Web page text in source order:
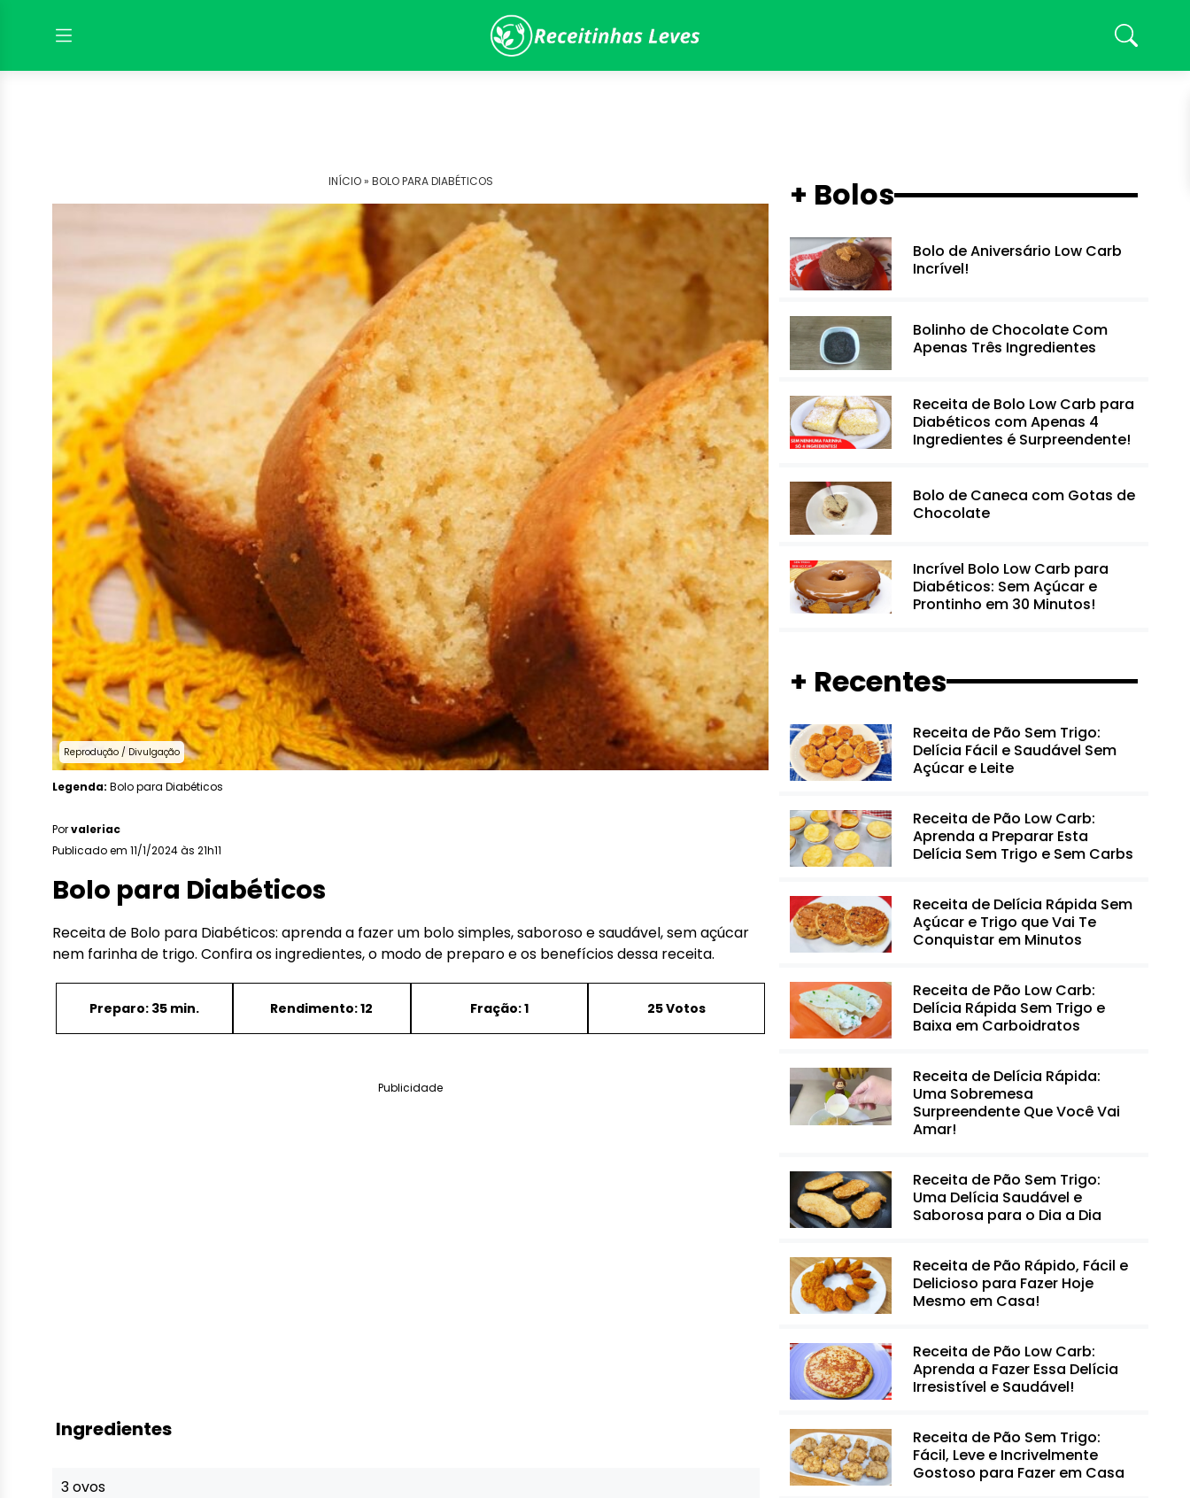
INÍCIO » BOLO PARA DIABÉTICOS
Reprodução / Divulgação
Legenda: Bolo para Diabéticos
Porvaleriac
Publicado em 11/1/2024 às 21h11
Bolo para Diabéticos
Receita de Bolo para Diabéticos: aprenda a fazer um bolo simples, saboroso e saudável, sem açúcar
nem farinha de trigo. Confira os ingredientes, o modo de preparo e os benefícios dessa receita.
Preparo: 35 min. Rendimento: 12 Fração: 1 25 Votos
Publicidade
Ingredientes
3 ovos
+ Bolos
Bolo de Aniversário Low Carb
Incrível!
Bolinho de Chocolate Com
Apenas Três Ingredientes
Receita de Bolo Low Carb para
Diabéticos com Apenas 4
Ingredientes é Surpreendente!
Bolo de Caneca com Gotas de
Chocolate
Incrível Bolo Low Carb para
Diabéticos: Sem Açúcar e
Prontinho em 30 Minutos!
+ Recentes
Receita de Pão Sem Trigo:
Delícia Fácil e Saudável Sem
Açúcar e Leite
Receita de Pão Low Carb:
Aprenda a Preparar Esta
Delícia Sem Trigo e Sem Carbs
Receita de Delícia Rápida Sem
Açúcar e Trigo que Vai Te
Conquistar em Minutos
Receita de Pão Low Carb:
Delícia Rápida Sem Trigo e
Baixa em Carboidratos
Receita de Delícia Rápida:
Uma Sobremesa
Surpreendente Que Você Vai
Amar!
Receita de Pão Sem Trigo:
Uma Delícia Saudável e
Saborosa para o Dia a Dia
Receita de Pão Rápido, Fácil e
Delicioso para Fazer Hoje
Mesmo em Casa!
Receita de Pão Low Carb:
Aprenda a Fazer Essa Delícia
Irresistível e Saudável!
Receita de Pão Sem Trigo:
Fácil, Leve e Incrivelmente
Gostoso para Fazer em Casa